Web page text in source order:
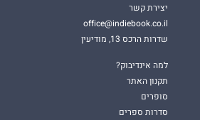
יצירת קשר
office@indiebook.co.il
שדרות הרכס 13, מודיעין
למה אינדיבוק?
תקנון האתר
סופרים
סדרות ספרים